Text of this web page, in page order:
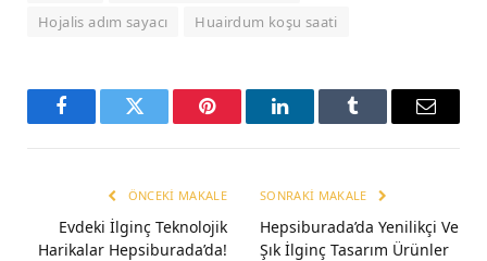
Hojalis adım sayacı
Huairdum koşu saati
FacebookTwitter Pinterest LinkedInTumblr Email
ÖNCEKI MAKALE
Evdeki İlginç Teknolojik
Harikalar Hepsiburada’da!
SONRAKI MAKALE
Hepsiburada’da Yenilikçi Ve
Şık İlginç Tasarım Ürünler